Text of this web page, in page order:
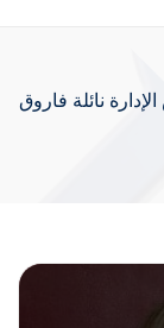
نائلة فاروق